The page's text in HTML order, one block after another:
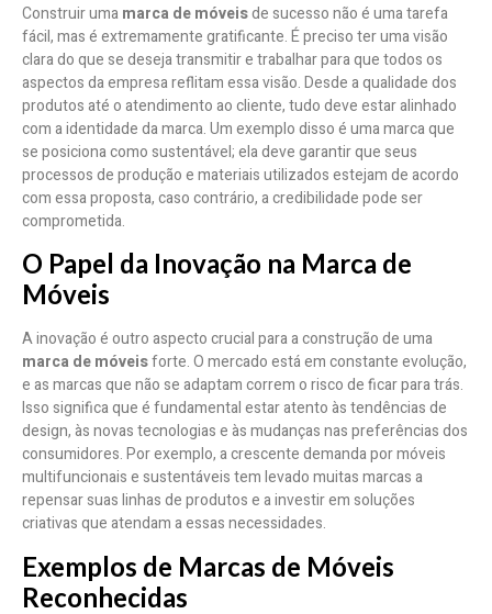
Construir umamarca de móveisde sucesso não é uma tarefa
fácil, mas é extremamente gratificante. É preciso ter uma visão
clara do que se deseja transmitir e trabalhar para que todos os
aspectos da empresa reflitam essa visão. Desde a qualidade dos
produtos até o atendimento ao cliente, tudo deve estar alinhado
com a identidade da marca. Um exemplo disso é uma marca que
se posiciona como sustentável; ela deve garantir que seus
processos de produção e materiais utilizados estejam de acordo
com essa proposta, caso contrário, a credibilidade pode ser
comprometida.
O Papel da Inovação na Marca de
Móveis
A inovação é outro aspecto crucial para a construção de uma
marca de móveisforte. O mercado está em constante evolução,
e as marcas que não se adaptam correm o risco de ficar para trás.
Isso significa que é fundamental estar atento às tendências de
design, às novas tecnologias e às mudanças nas preferências dos
consumidores. Por exemplo, a crescente demanda por móveis
multifuncionais e sustentáveis tem levado muitas marcas a
repensar suas linhas de produtos e a investir em soluções
criativas que atendam a essas necessidades.
Exemplos de Marcas de Móveis
Reconhecidas